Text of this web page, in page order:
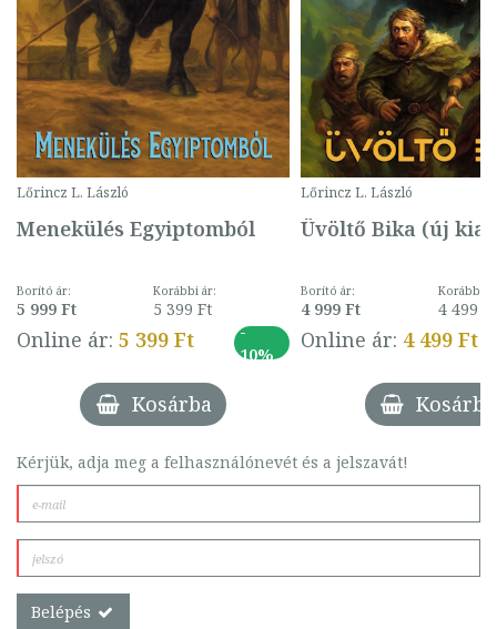
Lőrincz L. László
Menekülés Egyiptomból
Borító ár:
5 999 Ft
Korábbi ár:
5 399 Ft
Online ár: 5 399 Ft
-
10%
Kosárba
Lőrincz L. László
Üvöltő Bika (új
Borító ár:
4 999 Ft
Korábbi
4 499 Ft
Online ár: 4 499 Ft
Kosárba
Kérjük, adja meg a felhasználónevét és a jelszavát!
Belépés